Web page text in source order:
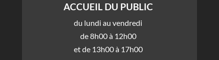
ACCUEIL DU PUBLIC
du lundi au vendredi
de 8h00 à 12h00
et de 13h00 à 17h00